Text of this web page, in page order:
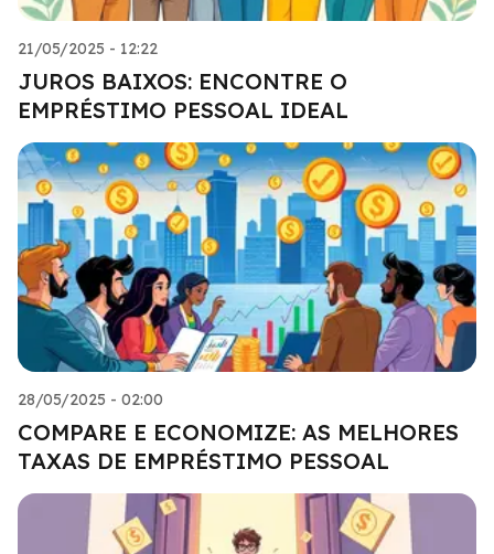
21/05/2025 - 12:22
JUROS BAIXOS: ENCONTRE O
EMPRÉSTIMO PESSOAL IDEAL
28/05/2025 - 02:00
COMPARE E ECONOMIZE: AS MELHORES
TAXAS DE EMPRÉSTIMO PESSOAL